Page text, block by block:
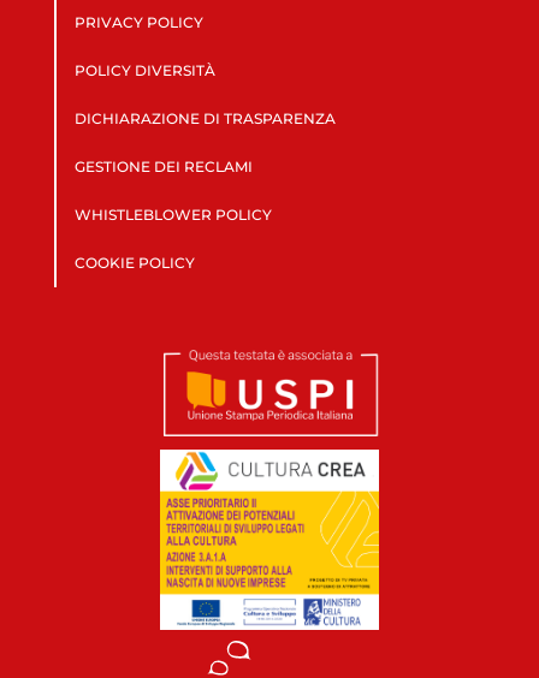
PRIVACY POLICY
POLICY DIVERSITÀ
DICHIARAZIONE DI TRASPARENZA
GESTIONE DEI RECLAMI
WHISTLEBLOWER POLICY
COOKIE POLICY